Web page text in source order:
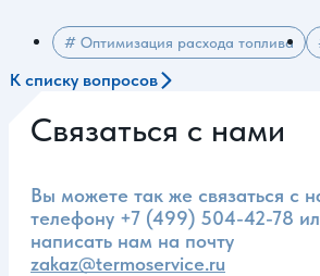
# Оптимизация расхода топлива
К списку вопросов
Связаться с нами
Вы можете так же связаться с
телефону +7 (499) 504-42-78
написать нам на почту
zakaz@termoservice.ru